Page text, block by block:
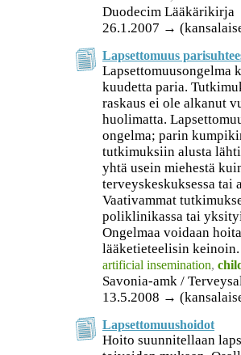
Duodecim Lääkärikirja
26.1.2007 →
Lapsettomuus
Lapsettomuusongelma
kuudetta paria.
raskaus ei ole alkanut
huolimatta.
ongelma; parin
tutkimuksiin alusta
yhtä usein miehestä
terveyskeskuksessa
Vaativammat
poliklinikassa tai
Ongelmaa voidaan
lääketieteelisin keinoin.
artificial insemination,
Savonia-amk /
13.5.2008 →
Lapsettomuushoidot
Hoito suunnitellaan